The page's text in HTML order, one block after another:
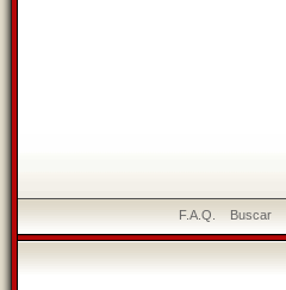
F.A.Q. Buscar